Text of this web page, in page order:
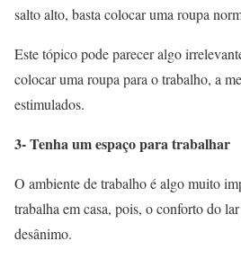
salto alto, basta colocar uma roupa
Este tópico pode parecer algo
colocar uma roupa para o trabalho, a
estimulados.
3- Tenha um espaço para trabalhar
O ambiente de trabalho é algo muito
trabalha em casa, pois, o conforto do
desânimo.